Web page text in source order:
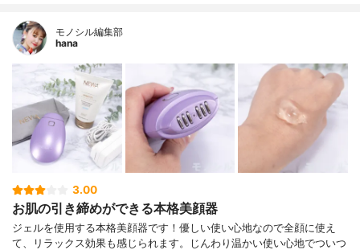
モノシル編集部
hana
3.00
お肌の引き締めができる本格美顔器
ジェルを使用する本格美顔器です！優しい使い心地なので全顔に使え
て、リラックス効果も感じられます。じんわり温かい使い心地でついつ